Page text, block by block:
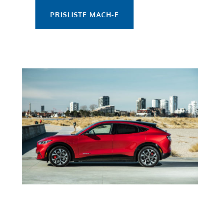
PRISLISTE MACH-E